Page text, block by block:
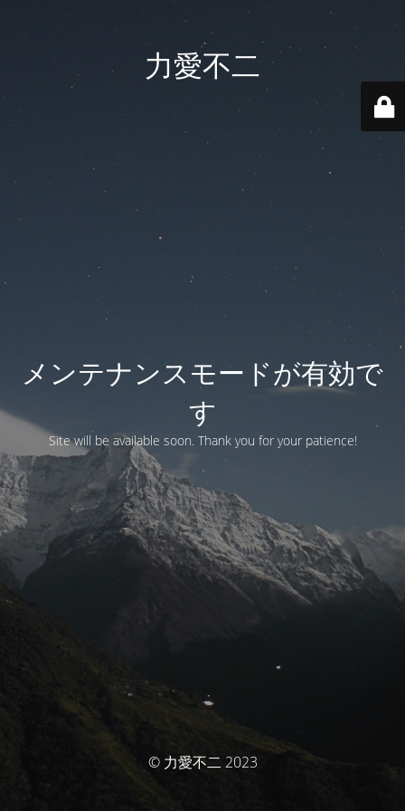
力愛不二
メンテナンスモードが有効で
す
Site will be available soon. Thank you for your patience!
© 力愛不二 2023